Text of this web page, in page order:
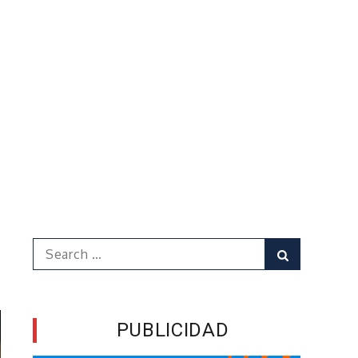
Search
for:
PUBLICIDAD